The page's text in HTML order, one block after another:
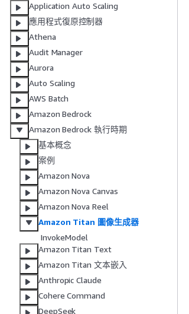
Application Auto Scaling
應用程式復原控制器
Athena
Audit Manager
Aurora
Auto Scaling
AWS Batch
Amazon Bedrock
Amazon Bedrock 執行時期
基本概念
案例
Amazon Nova
Amazon Nova Canvas
Amazon Nova Reel
Amazon Titan 圖像生成器
InvokeModel
Amazon Titan Text
Amazon Titan 文本嵌入
Anthropic Claude
Cohere Command
DeepSeek